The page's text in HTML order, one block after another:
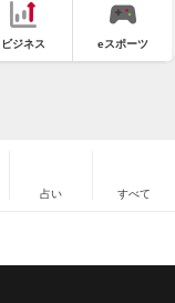
ビジネス eスポーツ
占い すべて